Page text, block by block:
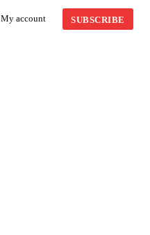
My account SUBSCRIBE